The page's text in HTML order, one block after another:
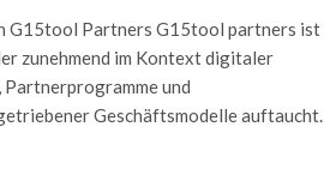
G15tool Partners G15tool partners ist
zunehmend im Kontext digitaler
und
Geschäftsmodelle auftaucht.